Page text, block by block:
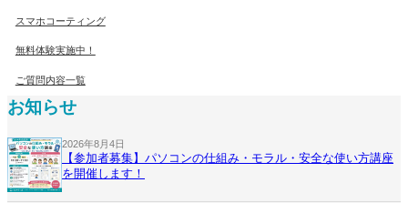
スマホコーティング
無料体験実施中！
ご質問内容一覧
お知らせ
2026年8月4日
【参加者募集】パソコンの仕組み・モラル・安全な使い方講座
を開催します！